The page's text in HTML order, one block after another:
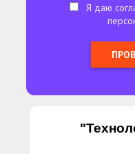
Я даю